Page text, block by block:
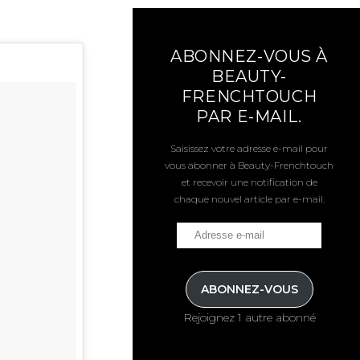
ABONNEZ-VOUS À
BEAUTY-
FRENCHTOUCH
PAR E-MAIL.
Saisissez votre adresse e-mail pour
vous abonner à Beauty-Frenchtouch
et recevoir une notification de
chaque nouvel article par e-mail.
ABONNEZ-VOUS
Rejoignez 1 autre abonné